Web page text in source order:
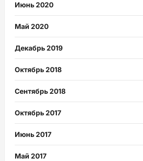
Июнь 2020
Май 2020
Декабрь 2019
Октябрь 2018
Сентябрь 2018
Октябрь 2017
Июнь 2017
Май 2017